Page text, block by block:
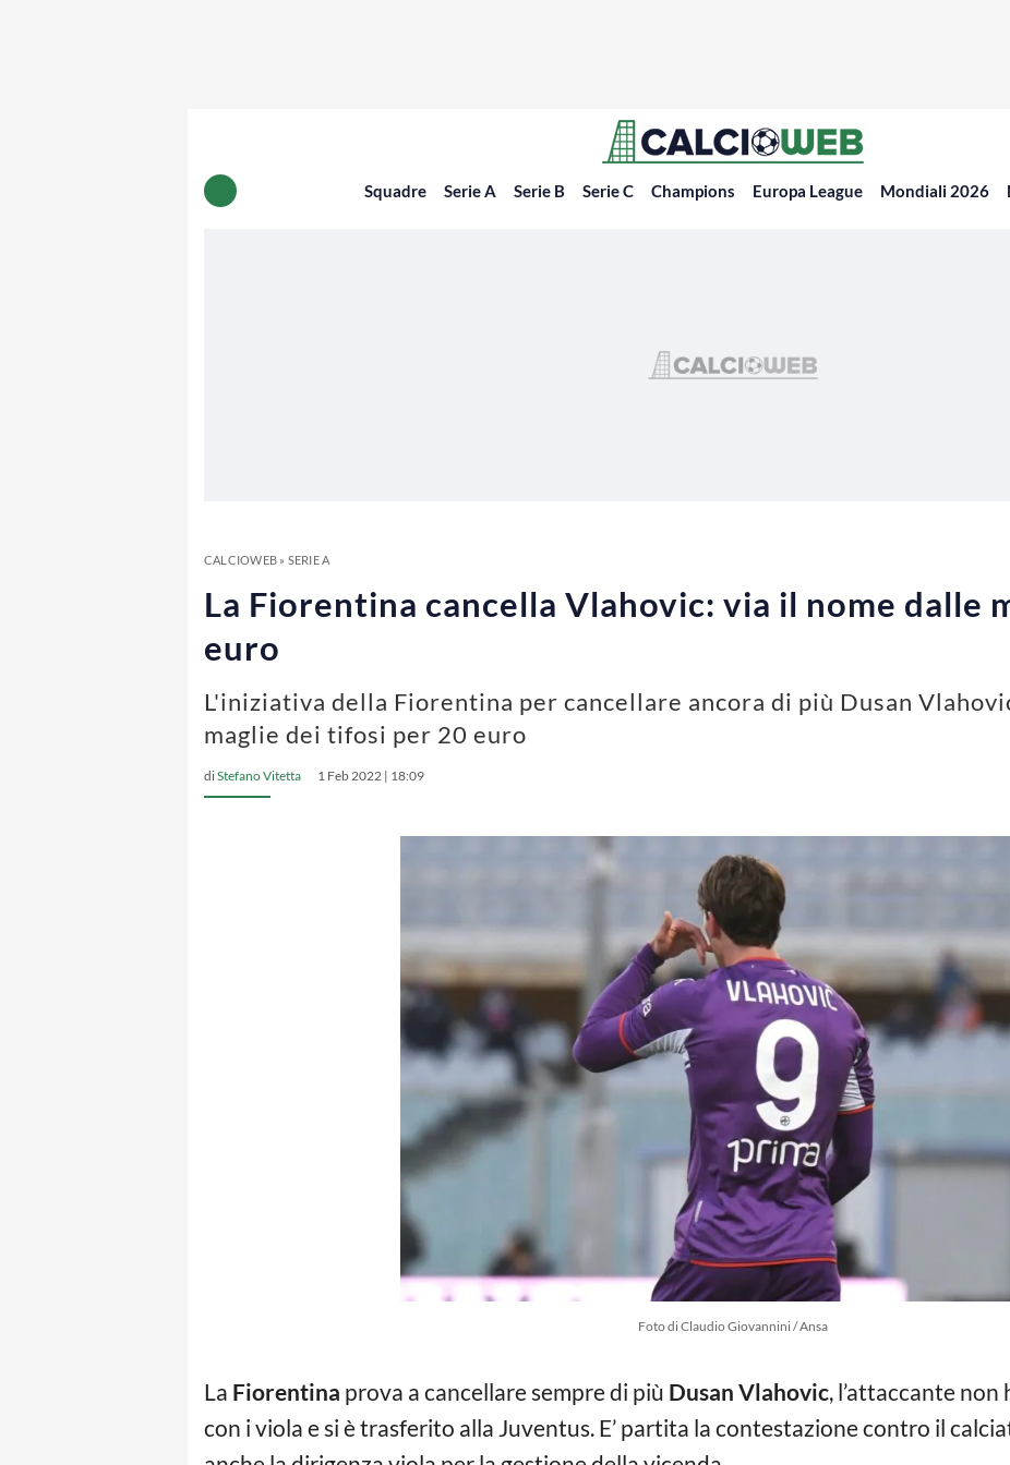
Squadre Serie A Serie B Serie C Champions Europa League Mondiali 2026
CALCIOWEB» SERIE A
La Fiorentina cancella Vlahovic: via il nome dalle
euro
L'iniziativa della Fiorentina per cancellare ancora di più Dusan
maglie dei tifosi per 20 euro
diStefano Vitetta 1 Feb 2022 | 18:09
Foto di Claudio Giovannini / Ansa
La Fiorentina prova a cancellare sempre di più Dusan Vlahovic, l’attaccante
con i viola e si è trasferito alla Juventus. E’ partita la contestazione contro il